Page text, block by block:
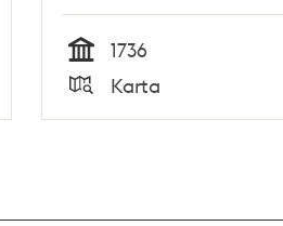
Tid
1736
Typ
Karta